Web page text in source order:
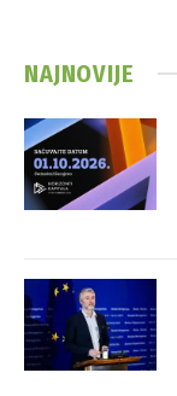
NAJNOVIJE